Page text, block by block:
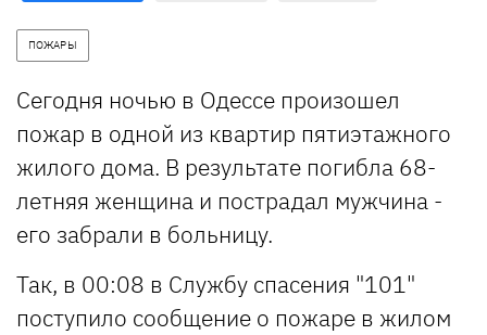
ПОЖАРЫ
Сегодня ночью в Одессе произошел
пожар в одной из квартир пятиэтажного
жилого дома. В результате погибла 68-
летняя женщина и пострадал мужчина -
его забрали в больницу.
Так, в 00:08 в Службу спасения "101"
поступило сообщение о пожаре в жилом